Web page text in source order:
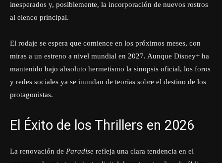
inesperados y, posiblemente, la incorporación de nuevos rostros
al elenco principal.
El rodaje se espera que comience en los próximos meses, con
miras a un estreno a nivel mundial en 2027. Aunque Disney+ ha
mantenido bajo absoluto hermetismo la sinopsis oficial, los foros
y redes sociales ya se inundan de teorías sobre el destino de los
protagonistas.
El Éxito de los Thrillers en 2026
La renovación de Paradise refleja una clara tendencia en el